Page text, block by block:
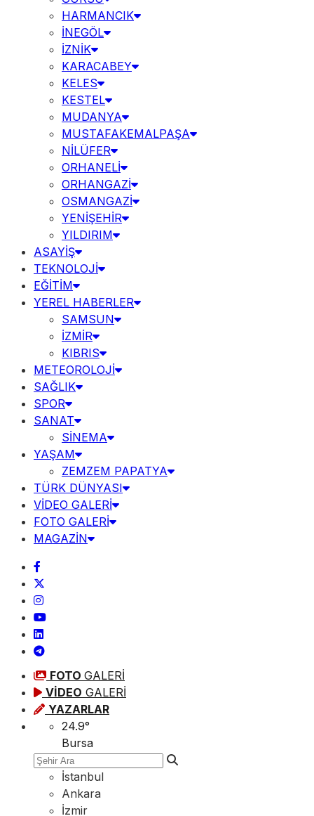
HARMANCIK
İNEGÖL
İZNİK
KARACABEY
KELES
KESTEL
MUDANYA
MUSTAFAKEMALPAŞA
NİLÜFER
ORHANELİ
ORHANGAZİ
OSMANGAZİ
YENİŞEHİR
YILDIRIM
ASAYİŞ
TEKNOLOJİ
EĞİTİM
YEREL HABERLER
SAMSUN
İZMİR
KIBRIS
METEOROLOJİ
SAĞLIK
SPOR
SANAT
SİNEMA
YAŞAM
ZEMZEM PAPATYA
TÜRK DÜNYASI
VİDEO GALERİ
FOTO GALERİ
MAGAZİN
FOTO GALERİ
VİDEO GALERİ
YAZARLAR
24.9°
Bursa
İstanbul
Ankara
İzmir